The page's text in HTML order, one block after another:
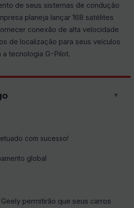
de seus sistemas de condução
planeja lançar 168 satélites
conexão de alta velocidade
de localização para seus veículos
a tecnologia G-Pilot.
▼
com sucesso!
global
permitirão que seus carros